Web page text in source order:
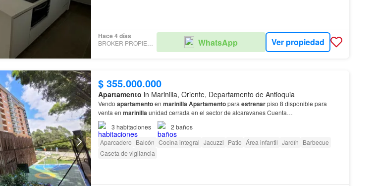
Hace 4 días
WhatsApp Ver propiedad
$ 355.000.000
Apartamento in Marinilla, Oriente, Departamento de Antioquia
Vendo apartamentoen marinillaApartamentopara estrenarpiso 8 disponible para
venta en marinilla
unidad cerrada en el sector de alcaravanes Cuenta…
3 habitaciones 2 baños
Aparcadero Balcón Cocina integral Jacuzzi Patio Área infantil Jardín Barbecue
Caseta de vigilancia